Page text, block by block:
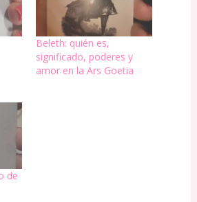
Beleth: quién es,
significado, poderes y
amor en la Ars Goetia
de